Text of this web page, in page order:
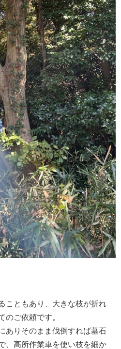
こともあり、大きな枝が折れ
のご依頼です。
ありそのまま伐倒すれば墓石
、高所作業車を使い枝を細か